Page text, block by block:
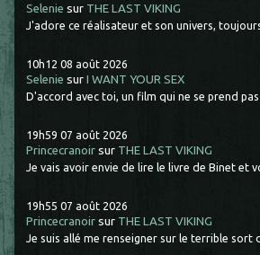
Selenie sur THE LAST VIKING
J'adore ce réalisateur et son univers,
10h12 08 août 2026
Selenie surI WANT YOUR SEX
D'accord avec toi, un film qui ne se prend pas
19h59 07 août 2026
Princecranoir sur THE LAST VIKING
Je vais avoir envie de lire le livre de Binet et
19h55 07 août 2026
Princecranoir sur THE LAST VIKING
Je suis allé me renseigner sur le terrible sort